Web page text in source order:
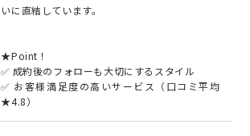
いに直結しています。
★Point！
✅ 成約後のフォローも大切にするスタイル
✅ お客様満足度の高いサービス（口コミ平均
★4.8）